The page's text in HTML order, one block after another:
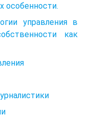
особенности.
управления в
как